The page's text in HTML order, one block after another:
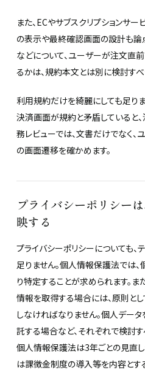
また、ECやサブスクリプションサ
の表示や最終確認画面の設計も論
などについて、ユーザーが注文直
るかは、規約本文とは別に検討すべ
利用規約だけを綺麗にしても足り
決済画面が規約と矛盾していると
務レビューでは、文書だけでなく
の画面遷移を確かめます。
プライバシーポリシー
映する
プライバシーポリシーについても
足りません。個人情報保護法では
り特定することが求められます。
情報を取得する場合には、原則と
しなければなりません。個人デー
託する場合など、それぞれで検討す
個人情報保護法は3年ごとの見直
は課徴金制度の導入等を内容と